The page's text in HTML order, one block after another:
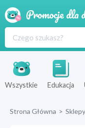
Wszystkie Edukacja
Strona Główna > Sklepy